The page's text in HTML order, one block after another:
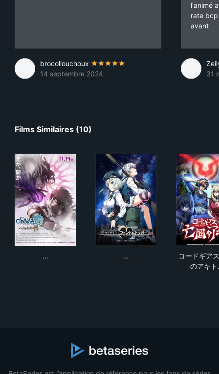
brocoliouchoux
14 septembre 2024
l'animé
rate
avant
31
Films Similaires (10)
… …
コードギア
のアキ